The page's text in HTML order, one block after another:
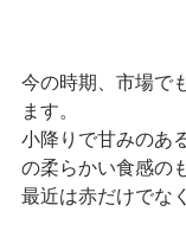
今の時期、市場で
ます。
小降りで甘みのあ
の柔らかい食感の
最近は赤だけでな